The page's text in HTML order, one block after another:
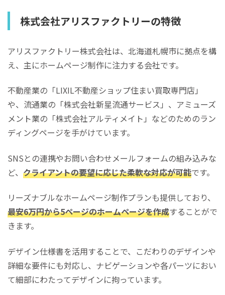
株式会社アリスファクトリーの特徴
アリスファクトリー株式会社は、北海道札幌市に拠点を構
え、主にホームページ制作に注力する会社です。
不動産業の「LIXIL不動産ショップ住まい買取専門店」
や、流通業の「株式会社新星流通サービス」、アミューズ
メント業の「株式会社アルティメイト」などのためのラン
ディングページを手がけています。
SNSとの連携やお問い合わせメールフォームの組み込みな
ど、 クライアントの要望に応じた柔軟な対応が可能です。
リーズナブルなホームページ制作プランも提供しており、
最安6万円から5ページのホームページを作成することがで
きます。
デザイン仕様書を活用することで、こだわりのデザインや
詳細な要件にも対応し、ナビゲーションや各パーツにおい
て細部にわたってデザインに拘っています。